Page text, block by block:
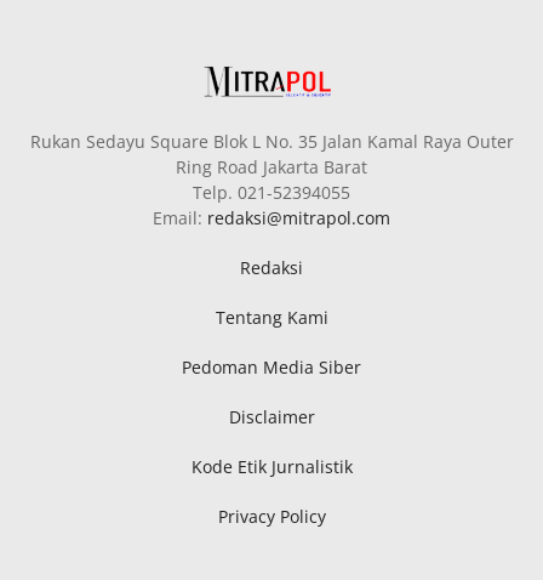
Rukan Sedayu Square Blok L No. 35 Jalan Kamal Raya Outer
Ring Road Jakarta Barat
Telp. 021-52394055
Email: redaksi@mitrapol.com
Redaksi
Tentang Kami
Pedoman Media Siber
Disclaimer
Kode Etik Jurnalistik
Privacy Policy